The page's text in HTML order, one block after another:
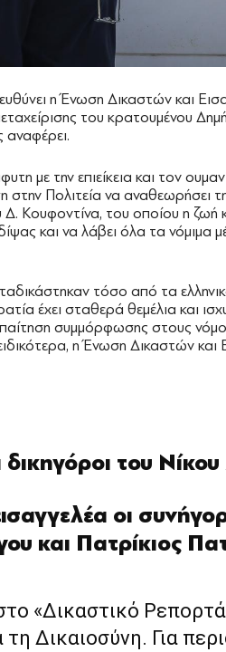
η Ένωση Δικαστών και
του κρατουμένου
αναφέρει.
με την επιείκεια και τον
στην Πολιτεία να αναθεωρήσει
Δ. Κουφοντίνα, του οποίου η ζωή
και να λάβει όλα τα νόμιμα
τόσο από τα
έχει σταθερά θεμέλια και
συμμόρφωσης στους
η Ένωση Δικαστών και
του
οι
και Πατρίκιος
«Δικαστικό
τη Δικαιοσύνη. Για